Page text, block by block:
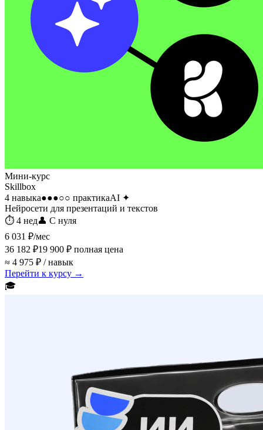
Мини-курс
Skillbox
4 навыка●●●○○ практикаAI ✦
Нейросети для презентаций и текстов
⏱ 4 нед👤 С нуля
6 031 ₽/мес
36 182 ₽19 900 ₽ полная цена
≈ 4 975 ₽ / навык
Перейти к курсу →
🎓